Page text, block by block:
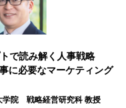
で読み解く人事戦略
に必要なマーケティング
院 戦略経営研究科 教授